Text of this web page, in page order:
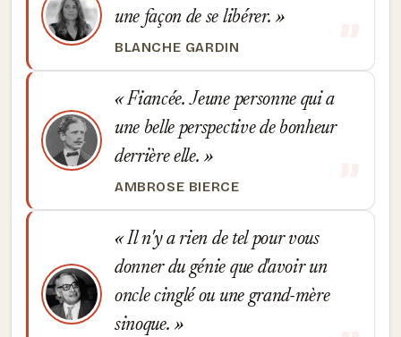
une façon de se libérer.
BLANCHE GARDIN
Fiancée. Jeune personne qui a
une belle perspective de bonheur
derrière elle.
AMBROSE BIERCE
Il n'y a rien de tel pour vous
donner du génie que d'avoir un
oncle cinglé ou une grand-mère
sinoque.